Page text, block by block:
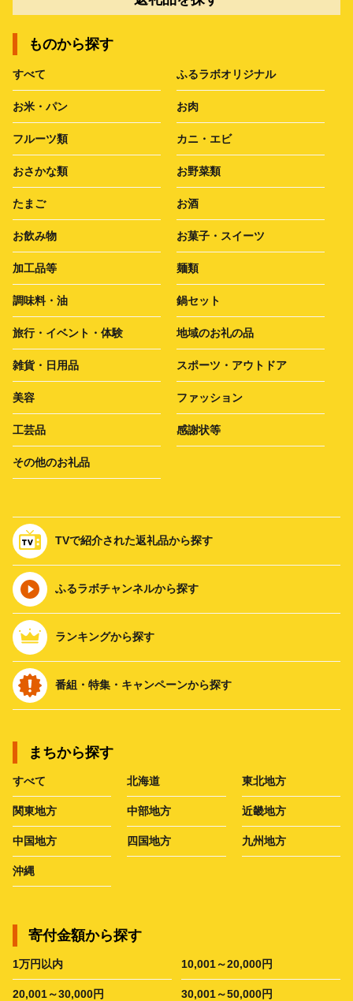
ものから探す
すべて ふるラボオリジナル
お米・パン お肉
フルーツ類 カニ・エビ
おさかな類 お野菜類
たまご お酒
お飲み物 お菓子・スイーツ
加工品等 麺類
調味料・油 鍋セット
旅行・イベント・体験 地域のお礼の品
雑貨・日用品 スポーツ・アウトドア
美容 ファッション
工芸品 感謝状等
その他のお礼品
TVで紹介された返礼品から探す
ふるラボチャンネルから探す
ランキングから探す
番組・特集・キャンペーンから探す
まちから探す
すべて 北海道 東北地方
関東地方 中部地方 近畿地方
中国地方 四国地方 九州地方
沖縄
寄付金額から探す
1万円以内 10,001～20,000円
20,001～30,000円 30,001～50,000円